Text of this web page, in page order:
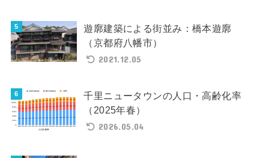
遊廓建築による街並み：橋本遊廓
（京都府八幡市）
2021.12.05
千里ニュータウンの人口・高齢化率
（2025年春）
2026.05.04